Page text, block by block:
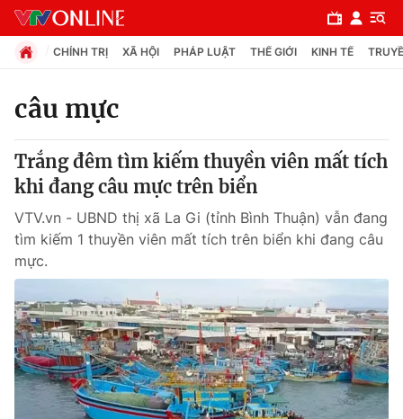
Chuyên mục
Chính trị
Xã hội
Pháp luật
Y tế
Thế giới
CHÍNH TRỊ XÃ HỘI PHÁP LUẬT THẾ GIỚI KINH TẾ
câu mực
Trắng đêm tìm kiếm thuyền viên mất tích
khi đang câu mực trên biển
VTV.vn - UBND thị xã La Gi (tỉnh Bình Thuận) vẫn đang
tìm kiếm 1 thuyền viên mất tích trên biển khi đang câu
mực.